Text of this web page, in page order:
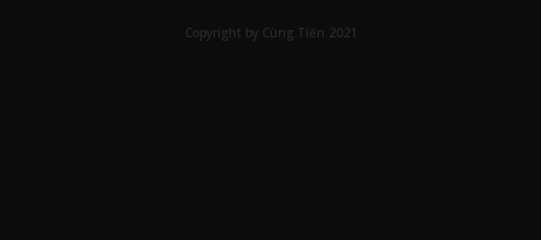
Copyright by Cùng Tiến 2021